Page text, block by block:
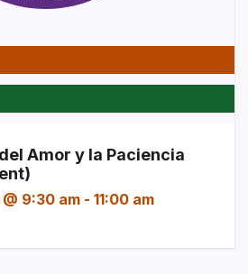
Amor y la Paciencia
9:30 am - 11:00 am